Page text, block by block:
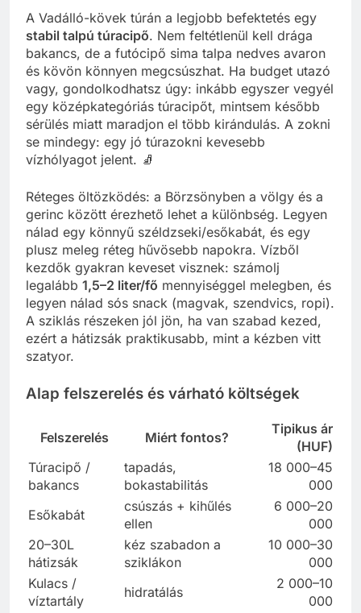
A Vadálló-kövek túrán a legjobb befektetés egy
stabil talpú túracipő. Nem feltétlenül kell drága
bakancs, de a futócipő sima talpa nedves avaron
és kövön könnyen megcsúszhat. Ha budget utazó
vagy, gondolkodhatsz úgy: inkább egyszer vegyél
egy középkategóriás túracipőt, mintsem később
sérülés miatt maradjon el több kirándulás. A zokni
se mindegy: egy jó túrazokni kevesebb
vízhólyagot jelent. 🧦
Réteges öltözködés: a Börzsönyben a völgy és a
gerinc között érezhető lehet a különbség. Legyen
nálad egy könnyű széldzseki/esőkabát, és egy
plusz meleg réteg hűvösebb napokra. Vízből
kezdők gyakran keveset visznek: számolj
legalább 1,5–2 liter/fő mennyiséggel melegben, és
legyen nálad sós snack (magvak, szendvics, ropi).
A sziklás részeken jól jön, ha van szabad kezed,
ezért a hátizsák praktikusabb, mint a kézben vitt
szatyor.
Alap felszerelés és várható költségek
Felszerelés Miért fontos?
Tipikus ár
(HUF)
Túracipő /
bakancs
tapadás,
bokastabilitás
18 000–45
000
Esőkabát
csúszás + kihűlés
ellen
6 000–20
000
20–30L
hátizsák
kéz szabadon a
sziklákon
10 000–30
000
Kulacs /
víztartály
hidratálás
2 000–10
000